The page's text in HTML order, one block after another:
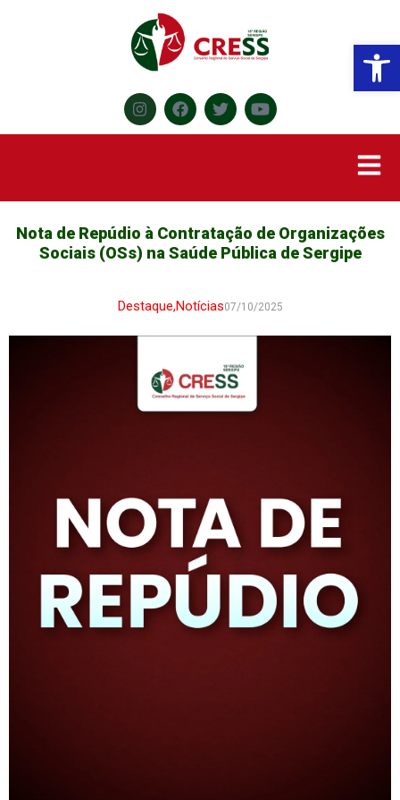
Nota de Repúdio à Contratação de Organizações
Sociais (OSs) na Saúde Pública de Sergipe
Destaque,Notícias07/10/2025